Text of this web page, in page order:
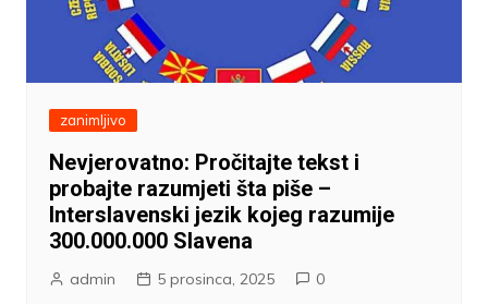
zanimljivo
Nevjerovatno: Pročitajte tekst i
probajte razumjeti šta piše –
Interslavenski jezik kojeg razumije
300.000.000 Slavena
admin 5 prosinca, 2025 0